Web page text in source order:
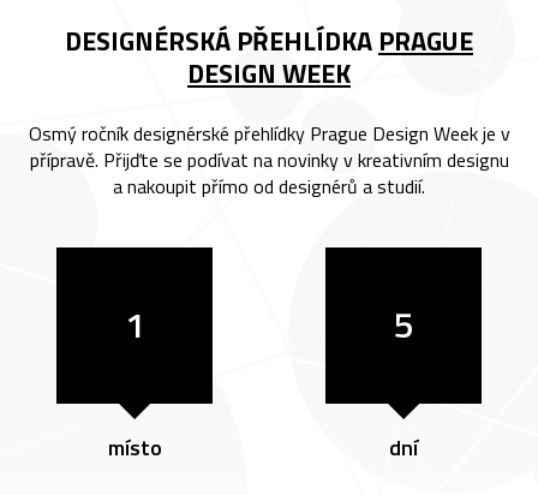
DESIGNÉRSKÁ PŘEHLÍDKA PRAGUE
DESIGN WEEK
Osmý ročník designérské přehlídky Prague Design Week je v
přípravě. Přijďte se podívat na novinky v kreativním designu
a nakoupit přímo od designérů a studií.
1
místo
5
dní